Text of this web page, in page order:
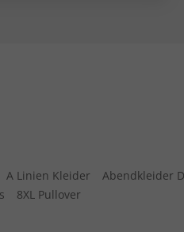
A Linien Kleider Abendkleider
8XL Pullover